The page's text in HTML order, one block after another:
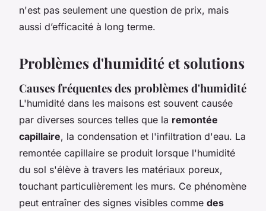
n'est pas seulement une question de prix, mais
aussi d’efficacité à long terme.
Problèmes d'humidité et solutions
Causes fréquentes des problèmes d'humidité
L'humidité dans les maisons est souvent causée
par diverses sources telles que la remontée
capillaire, la condensation et l'infiltration d'eau. La
remontée capillaire se produit lorsque l'humidité
du sol s'élève à travers les matériaux poreux,
touchant particulièrement les murs. Ce phénomène
peut entraîner des signes visibles comme des